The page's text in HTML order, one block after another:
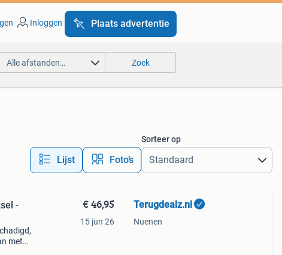
Inloggen Plaats advertentie
Alle afstanden… Zoek
Lijst Foto’s
Sorteer op
-
met
€ 46,95
15 jun 26
Terugdealz.nl
Nuenen